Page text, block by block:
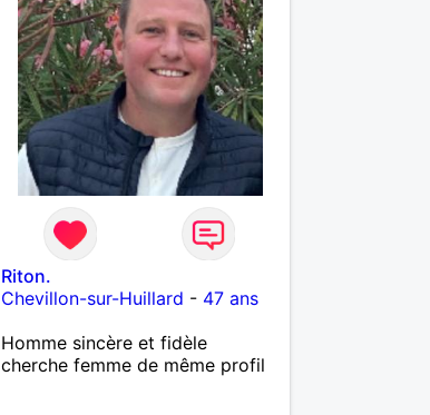
Riton.
Chevillon-sur-Huillard - 47 ans
Homme sincère et fidèle
cherche femme de même profil